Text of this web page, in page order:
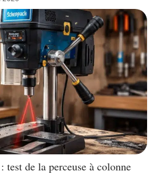
test de la perceuse à colonne